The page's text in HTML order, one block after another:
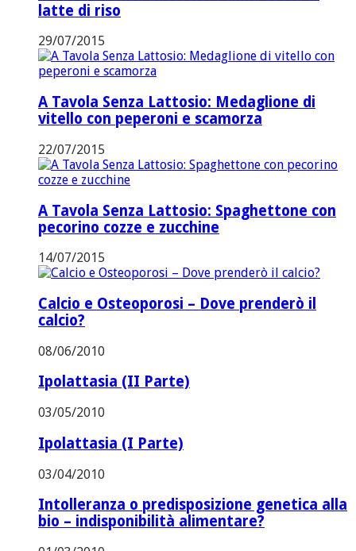
latte di riso
29/07/2015
A Tavola Senza Lattosio: Medaglione di
vitello con peperoni e scamorza
22/07/2015
A Tavola Senza Lattosio: Spaghettone con
pecorino cozze e zucchine
14/07/2015
Calcio e Osteoporosi – Dove prenderò il
calcio?
08/06/2010
Ipolattasia (II Parte)
03/05/2010
Ipolattasia (I Parte)
03/04/2010
Intolleranza o predisposizione genetica alla
bio – indisponibilità alimentare?